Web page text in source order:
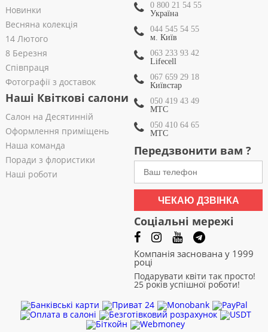
Новинки
Весняна колекція
14 Лютого
8 Березня
Співпраця
Фотографії з доставок
Наші Квіткові салони
Салон на Десятинній
Оформлення приміщень
Наша команда
Поради з флористики
Наші роботи
0 800 21 54 55
Україна
044 545 54 55
м. Київ
063 233 93 42
Lifecell
067 659 29 18
Київстар
050 419 43 49
МТС
050 410 64 65
МТС
Передзвонити вам ?
ЧЕКАЮ ДЗВІНКА
Соціальні мережі
Компанія заснована у 1999
році
Подарувати квіти так просто!
25 років успішної роботи!